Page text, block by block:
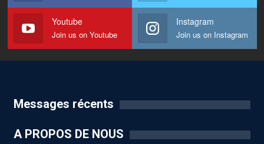
Youtube
Join us on Youtube
Instagram
Join us on Instagram
Messages récents
A PROPOS DE NOUS